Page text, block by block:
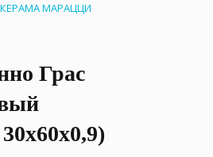
КЕРАМА МАРАЦЦИ
Грас